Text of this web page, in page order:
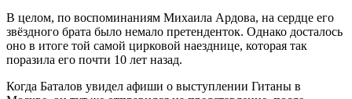
В целом, по воспоминаниям Михаила Ардова, на сердце его
звёздного брата было немало претенденток. Однако досталось
оно в итоге той самой цирковой наезднице, которая так
порази­ла его почти 10 лет назад.
Когда Баталов увидел афиши о выступлении Гитаны в